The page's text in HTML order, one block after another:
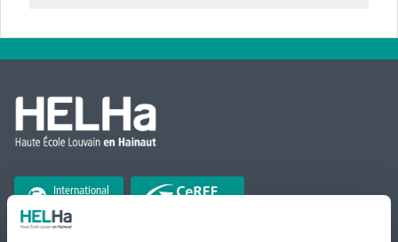
International